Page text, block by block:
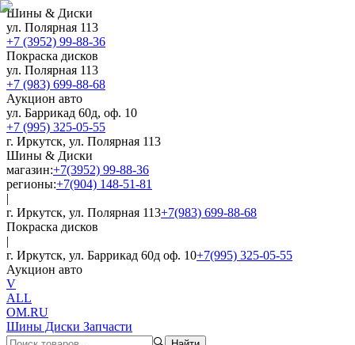
Шины & Диски
ул. Полярная 113
+7 (3952) 99-88-36
Покраска дисков
ул. Полярная 113
+7 (983) 699-88-68
Аукцион авто
ул. Баррикад 60д, оф. 10
+7 (995) 325-05-55
г. Иркутск, ул. Полярная 113
Шины & Диски
магазин:+7(3952) 99-88-36
регионы:+7(904) 148-51-81
|
г. Иркутск, ул. Полярная 113+7(983) 699-88-68
Покраска дисков
|
г. Иркутск, ул. Баррикад 60д оф. 10+7(995) 325-05-55
Аукцион авто
V
ALL
OM.RU
Шины Диски Запчасти